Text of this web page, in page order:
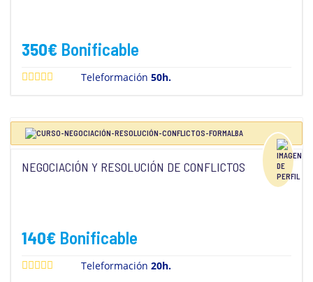
350€ Bonificable
Teleformación50h.
NEGOCIACIÓN Y RESOLUCIÓN DE CONFLICTOS
140€ Bonificable
Teleformación20h.